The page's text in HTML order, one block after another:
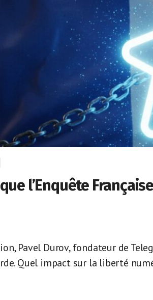
l’Enquête
Pavel Durov, fondateur de
Quel impact sur la liberté